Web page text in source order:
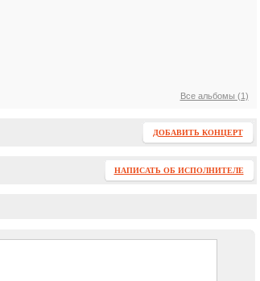
Все альбомы (1)
ДОБАВИТЬ КОНЦЕРТ
НАПИСАТЬ ОБ ИСПОЛНИТЕЛЕ